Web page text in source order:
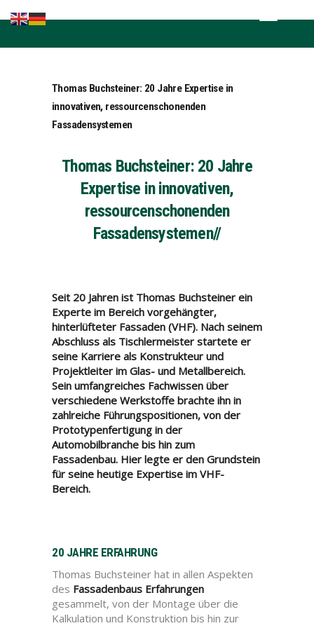
Kompetenzen
lead
Fachnews
Seminare
Sponsoring
Thomas Buchsteiner: 20 Jahre Expertise in
innovativen, ressourcenschonenden
Fassadensystemen
Thomas Buchsteiner: 20 Jahre
Expertise in innovativen,
ressourcenschonenden
Fassadensystemen//
Seit 20 Jahren ist Thomas Buchsteiner ein
Experte im Bereich vorgehängter,
hinterlüfteter Fassaden (VHF). Nach seinem
Abschluss als Tischlermeister startete er
seine Karriere als Konstrukteur und
Projektleiter im Glas- und Metallbereich.
Sein umfangreiches Fachwissen über
verschiedene Werkstoffe brachte ihn in
zahlreiche Führungspositionen, von der
Prototypenfertigung in der
Automobilbranche bis hin zum
Fassadenbau. Hier legte er den Grundstein
für seine heutige Expertise im VHF-
Bereich.
20 JAHRE ERFAHRUNG
Thomas Buchsteiner hat in allen Aspekten
des Fassadenbaus Erfahrungen
gesammelt, von der Montage über die
Kalkulation und Konstruktion bis hin zur